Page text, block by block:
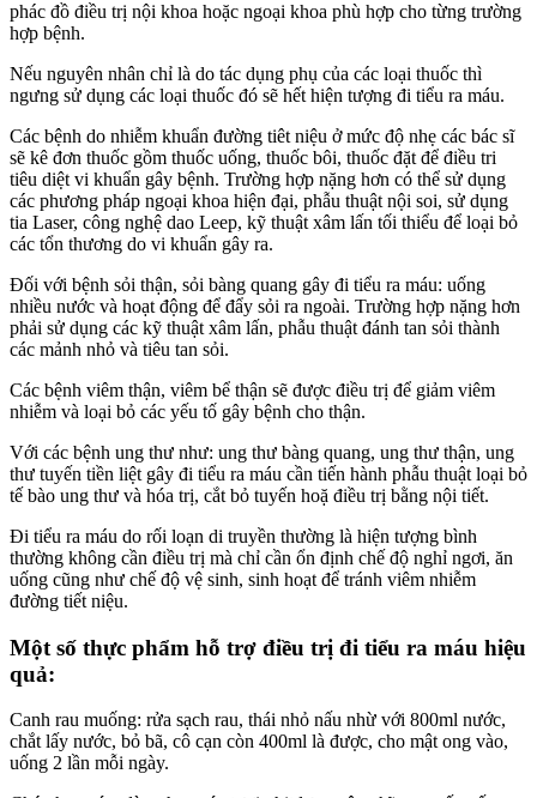
phác đồ điều trị nội khoa hoặc ngoại khoa phù hợp cho từng trường
hợp bệnh.
Nếu nguyên nhân chỉ là do tác dụng phụ của các loại thuốc thì
ngưng sử dụng các loại thuốc đó sẽ hết hiện tượng đi tiểu ra máu.
Các bệnh do nhiễm khuẩn đường tiêt niệu ở mức độ nhẹ các bác sĩ
sẽ kê đơn thuốc gồm thuốc uống, thuốc bôi, thuốc đặt để điều tri
tiêu diệt vi khuẩn gây bệnh. Trường hợp nặng hơn có thể sử dụng
các phương pháp ngoại khoa hiện đại, phẫu thuật nội soi, sử dụng
tia Laser, công nghệ dao Leep, kỹ thuật xâm lấn tối thiểu để loại bỏ
các tổn thương do vi khuẩn gây ra.
Đối với bệnh sỏi thận, sỏi bàng quang gây đi tiểu ra máu: uống
nhiều nước và hoạt động để đẩy sỏi ra ngoài. Trường hợp nặng hơn
phải sử dụng các kỹ thuật xâm lấn, phẫu thuật đánh tan sỏi thành
các mảnh nhỏ và tiêu tan sỏi.
Các bệnh viêm thận, viêm bể thận sẽ được điều trị để giảm viêm
nhiễm và loại bỏ các yếu tố gây bệnh cho thận.
Với các bệnh ung thư như: ung thư bàng quang, ung thư thận, ung
thư tuyến tiền liệt gây đi tiểu ra máu cần tiến hành phẫu thuật loại bỏ
tế bào ung thư và hóa trị, cắt bỏ tuyến hoặ điều trị bằng nội tiết.
Đi tiểu ra máu do rối loạn di truyền thường là hiện tượng bình
thường không cần điều trị mà chỉ cần ổn định chế độ nghỉ ngơi, ăn
uống cũng như chế độ vệ sinh, sinh hoạt để tránh viêm nhiễm
đường tiết niệu.
Một số thực phẩm hỗ trợ điều trị đi tiểu ra máu hiệu
quả:
Canh rau muống: rửa sạch rau, thái nhỏ nấu nhừ với 800ml nước,
chắt lấy nước, bỏ bã, cô cạn còn 400ml là được, cho mật ong vào,
uống 2 lần mỗi ngày.